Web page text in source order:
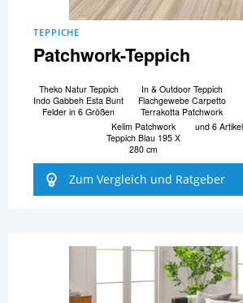
TEPPICHE
Patchwork-Teppich
Theko Natur Teppich
Indo Gabbeh Esta Bunt
Felder in 6 Größen
In & Outdoor Teppich
Flachgewebe Carpetto
Terrakotta Patchwork
Kelim Patchwork
Teppich Blau 195 X
280 cm
und 6
Zum Vergleich und Ratgeber